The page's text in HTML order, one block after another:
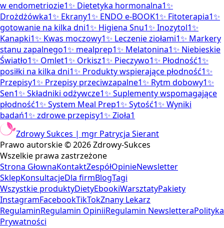
w endometriozie1✨ Dietetyka hormonalna1✨
Drożdżówka1✨ Ekrany1✨ ENDO e-BOOK1✨ Fitoterapia1✨
gotowanie na kilka dni1✨ Higiena Snu1✨ Inozytol1✨
Kanapki1✨ Kwas moczowy1✨ Leczenie ziołami1✨ Markery
stanu zapalnego1✨ mealprep1✨ Melatonina1✨ Niebieskie
Światło1✨ Omlet1✨ Orkisz1✨ Pieczywo1✨ Płodność1✨
posiłki na kilka dni1✨ Produkty wspierające płodność1✨
Przepisy1✨ Przepisy przeciwzapalne1✨ Rytm dobowy1✨
Sen1✨ Składniki odżywcze1✨ Suplementy wspomagające
płodność1✨ System Meal Prep1✨ Sytość1✨ Wyniki
badań1✨ zdrowe przepisy1✨ Zioła1
Zdrowy Sukces | mgr Patrycja Sierant
Prawo autorskie ©2026Zdrowy-Sukces
Wszelkie prawa zastrzeżone
Strona GłownaKontaktZespółOpinieNewsletter
SklepKonsultacjeDla firmBlogTagi
Wszystkie produktyDietyEbookiWarsztatyPakiety
InstagramFacebookTikTokZnany Lekarz
RegulaminRegulamin OpiniiRegulamin NewsletteraPolityka
Prywatności